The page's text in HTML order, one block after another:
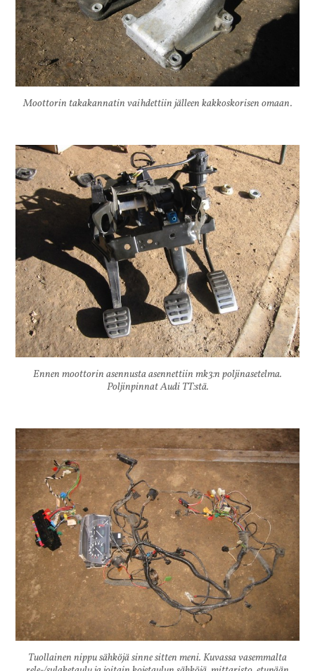
Moottorin takakannatin vaihdettiin jälleen kakkoskorisen omaan.
Ennen moottorin asennusta asennettiin mk3:n poljinasetelma.
Poljinpinnat Audi TT:stä.
Tuollainen nippu sähköjä sinne sitten meni. Kuvassa vasemmalta